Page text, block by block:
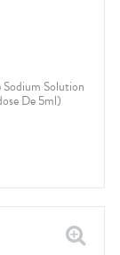
Solution
De 5ml)